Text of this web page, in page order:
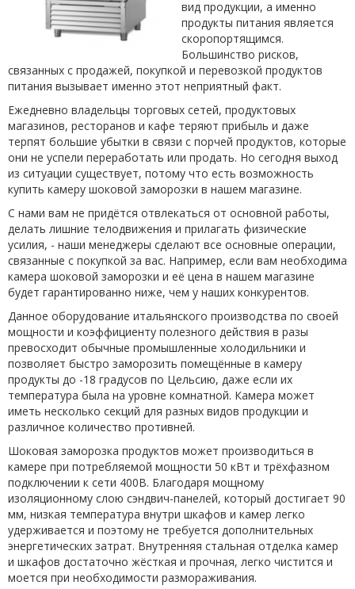
вид продукции, а именно
продукты питания является
скоропортящимся.
Большинство рисков,
связанных с продажей, покупкой и перевозкой продуктов
питания вызывает именно этот неприятный факт.
Ежедневно владельцы торговых сетей, продуктовых
магазинов, ресторанов и кафе теряют прибыль и даже
терпят большие убытки в связи с порчей продуктов, которые
они не успели переработать или продать. Но сегодня выход
из ситуации существует, потому что есть возможность
купить камеру шоковой заморозки в нашем магазине.
С нами вам не придётся отвлекаться от основной работы,
делать лишние телодвижения и прилагать физические
усилия, - наши менеджеры сделают все основные операции,
связанные с покупкой за вас. Например, если вам необходима
камера шоковой заморозки и её цена в нашем магазине
будет гарантированно ниже, чем у наших конкурентов.
Данное оборудование итальянского производства по своей
мощности и коэффициенту полезного действия в разы
превосходит обычные промышленные холодильники и
позволяет быстро заморозить помещённые в камеру
продукты до -18 градусов по Цельсию, даже если их
температура была на уровне комнатной. Камера может
иметь несколько секций для разных видов продукции и
различное количество противней.
Шоковая заморозка продуктов может производиться в
камере при потребляемой мощности 50 кВт и трёхфазном
подключении к сети 400В. Благодаря мощному
изоляционному слою сэндвич-панелей, который достигает 90
мм, низкая температура внутри шкафов и камер легко
удерживается и поэтому не требуется дополнительных
энергетических затрат. Внутренняя стальная отделка камер
и шкафов достаточно жёсткая и прочная, легко чистится и
моется при необходимости размораживания.